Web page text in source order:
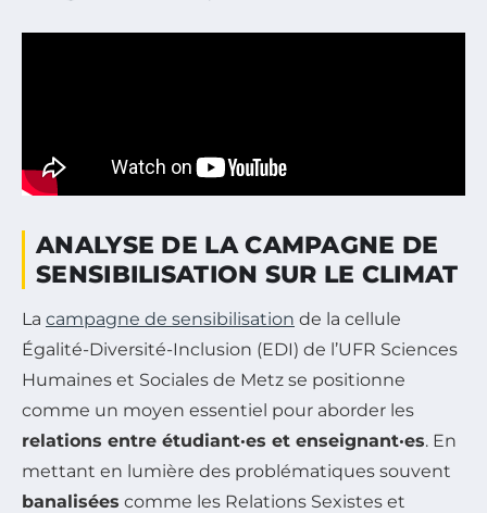
ANALYSE DE LA CAMPAGNE DE
SENSIBILISATION SUR LE CLIMAT
La campagne de sensibilisation de la cellule
Égalité-Diversité-Inclusion (EDI) de l’UFR Sciences
Humaines et Sociales de Metz se positionne
comme un moyen essentiel pour aborder les
relations entre étudiant·es et enseignant·es. En
mettant en lumière des problématiques souvent
banalisées comme les Relations Sexistes et